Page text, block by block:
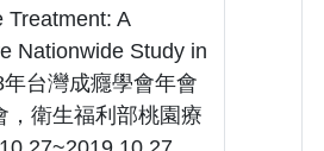
Treatment: A
Nationwide Study in
台灣成癮學會年會
，衛生福利部桃園療